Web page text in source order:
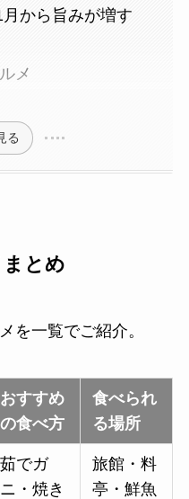
から旨みが増す
メ
る
とめ
を一覧でご紹介。
おすすめ
の食べ方
食べられ
る場所
茹でガ
ニ・焼き
旅館・料
亭・鮮魚